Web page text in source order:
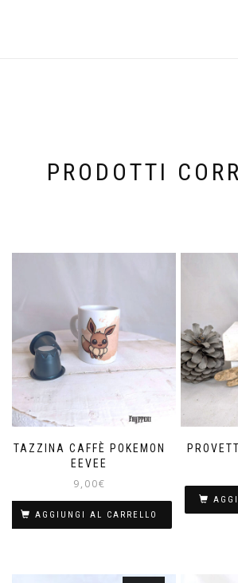
PRODOTTI
TAZZINA CAFFÈ POKEMON
EEVEE
9,00€
AGGIUNGI AL CARRELLO